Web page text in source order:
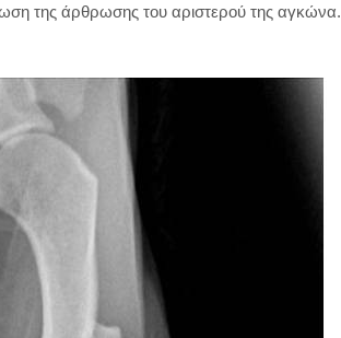
της άρθρωσης του αριστερού της αγκώνα.